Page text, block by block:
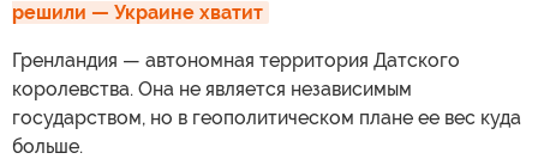
решили — Украине хватит
Гренландия — автономная территория Датского
королевства. Она не является независимым
государством, но в геополитическом плане ее вес куда
больше.